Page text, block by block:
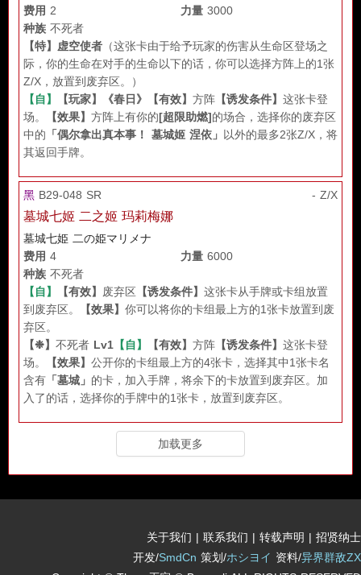
费用 2 力量 3000
种族 不死者
【特】 虚空使者 （这张卡由于给予玩家的伤害从生命区登场之
际，你的生命在对手的生命以下的话，你可以选择方阵上的1张
Z/X，放置到废弃区。）
【自】
【玩家】 《春日》 【有效】 方阵 【诱发条件】 这张卡登
场。
【效果】 方阵上有你的[超限助燃]的场合，选择你的废弃区
中的 「偶尔拿出真本事！ 墓城姬 涅依」 以外的最多2张Z/X，将
其返回手牌。
黑 B29-048 SR - Z/X
墓城七姬 二之姬 玛莉梅娜
墓城七姫 二の姫マリメナ
费用 4 力量 6000
种族 不死者
【自】
【有效】 废弃区 【诱发条件】 这张卡从手牌或卡组放置
到废弃区。
【效果】 你可以将你的卡组最上方的1张卡放置到废
弃区。
【❉】 不死者 Lv1 【自】 【有效】 方阵 【诱发条件】 这张卡登
场。
【效果】 公开你的卡组最上方的4张卡，选择其中1张卡名
含有 「墓城」 的卡，加入手牌，将余下的卡放置到废弃区。加
入了的话，选择你的手牌中的1张卡，放置到废弃区。
加载更多
关于我们 | 联系我们 | 转载声明 | 招贤纳士
开发/SmdCn 策划/ホシヨイ 资料/异界群敌ZX